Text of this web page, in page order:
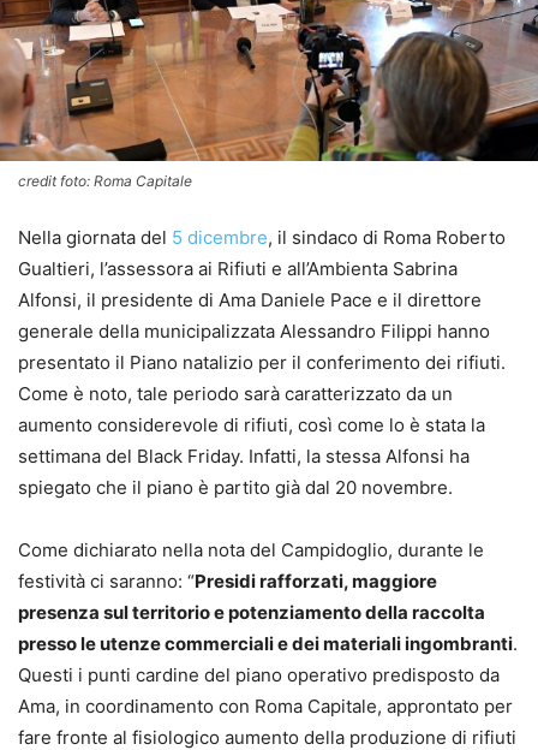
credit foto: Roma Capitale
Nella giornata del 5 dicembre, il sindaco di Roma Roberto
Gualtieri, l’assessora ai Rifiuti e all’Ambienta Sabrina
Alfonsi, il presidente di Ama Daniele Pace e il direttore
generale della municipalizzata Alessandro Filippi hanno
presentato il Piano natalizio per il conferimento dei rifiuti.
Come è noto, tale periodo sarà caratterizzato da un
aumento considerevole di rifiuti, così come lo è stata la
settimana del Black Friday. Infatti, la stessa Alfonsi ha
spiegato che il piano è partito già dal 20 novembre.
Come dichiarato nella nota del Campidoglio, durante le
festività ci saranno: “Presidi rafforzati, maggiore
presenza sul territorio e potenziamento della raccolta
presso le utenze commerciali e dei materiali ingombranti.
Questi i punti cardine del piano operativo predisposto da
Ama, in coordinamento con Roma Capitale, approntato per
fare fronte al fisiologico aumento della produzione di rifiuti